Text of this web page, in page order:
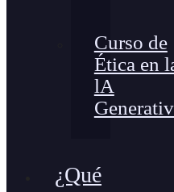
Curso de
Ética en
lA
¿Qué